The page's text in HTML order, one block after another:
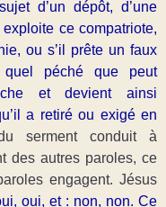
d’un dépôt, d’une
exploite ce compatriote,
ou s’il prête un faux
quel péché que peut
et devient ainsi
a retiré ou exigé en
serment conduit à
des autres paroles, ce
engagent. Jésus
oui, et : non, non. Ce